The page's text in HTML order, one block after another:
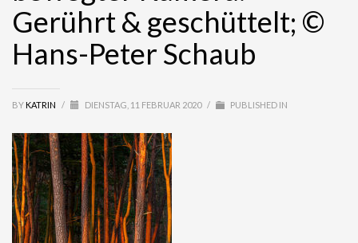
Gerührt & geschüttelt; ©
Hans-Peter Schaub
BY KATRIN / DIENSTAG, 11 FEBRUAR 2020 / PUBLISHED IN